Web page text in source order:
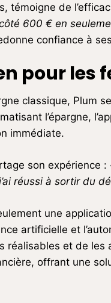
témoigne de
600 € en
confiance à
pour les
classique, Plum
l’épargne,
immédiate.
son expérience :
réussi à sortir du
une
artificielle et
réalisables et de les
offrant une